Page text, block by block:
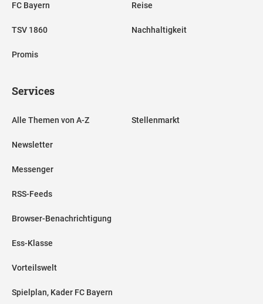
FC Bayern
TSV 1860
Promis
Reise
Nachhaltigkeit
Services
Alle Themen von A-Z
Newsletter
Messenger
RSS-Feeds
Browser-Benachrichtigung
Ess-Klasse
Vorteilswelt
Spielplan, Kader FC Bayern
Stellenmarkt